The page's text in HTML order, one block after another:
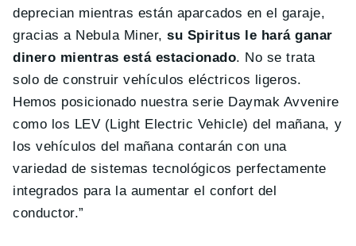
deprecian mientras están aparcados en el garaje,
gracias a Nebula Miner,su Spiritus le hará ganar
dinero mientras está estacionado. No se trata
solo de construir vehículos eléctricos ligeros.
Hemos posicionado nuestra serie Daymak Avvenire
como los LEV (Light Electric Vehicle) del mañana, y
los vehículos del mañana contarán con una
variedad de sistemas tecnológicos perfectamente
integrados para la aumentar el confort del
conductor.”